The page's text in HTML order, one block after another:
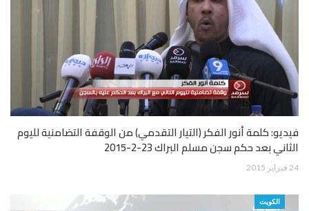
فيديو: كلمة أنور الفكر (التيار التقدمي) من الوقفة التضامنية لليوم
الثاني بعد حكم سجن مسلم البراك 23-2-2015
24 فبراير 2015
الكويت